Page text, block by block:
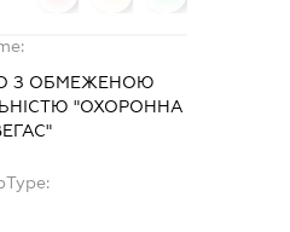
З ОБМЕЖЕНОЮ
"ОХОРОННА